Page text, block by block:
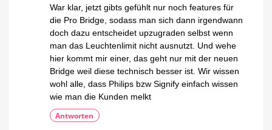
War klar, jetzt gibts gefühlt nur noch features für
die Pro Bridge, sodass man sich dann irgendwann
doch dazu entscheidet upzugraden selbst wenn
man das Leuchtenlimit nicht ausnutzt. Und wehe
hier kommt mir einer, das geht nur mit der neuen
Bridge weil diese technisch besser ist. Wir wissen
wohl alle, dass Philips bzw Signify einfach wissen
wie man die Kunden melkt
Antworten